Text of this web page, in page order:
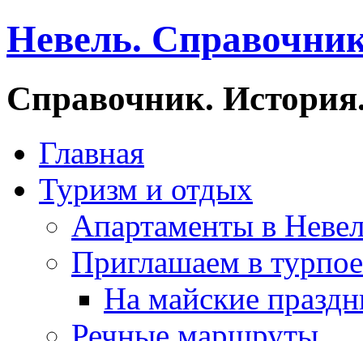
Невель.
Справочник.
Главная
Туризм и отдых
Апартаменты в
Приглашаем в
На майские